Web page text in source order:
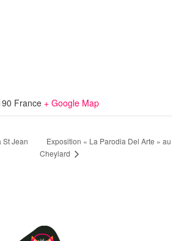
France + Google Map
St Jean
Exposition « La Parodia Del Arte » au
Cheylard